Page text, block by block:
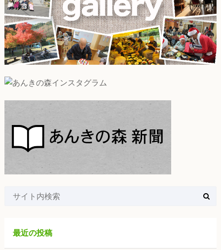
最近の投稿